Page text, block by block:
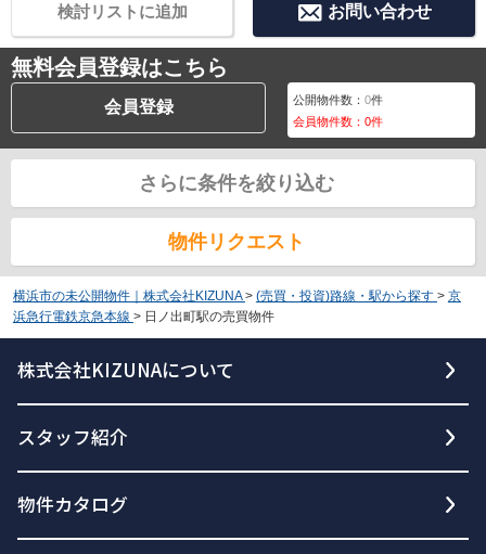
お問い合わせ
検討リストに追加
無料会員登録はこちら
会員登録 公開物件数：0件
会員物件数：0件
さらに条件を絞り込む
物件リクエスト
横浜市の未公開物件｜株式会社KIZUNA > (売買・投資)路線・駅から探す > 京
浜急行電鉄京急本線 > 日ノ出町駅の売買物件
株式会社KIZUNAについて
スタッフ紹介
物件カタログ